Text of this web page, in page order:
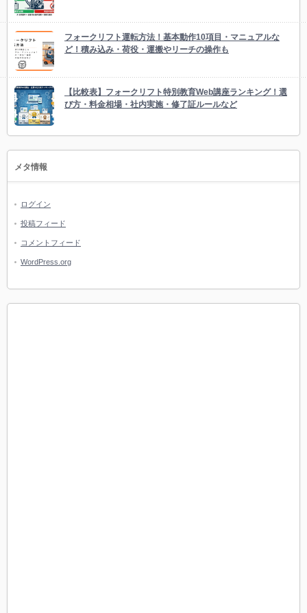
フォークリフト運転方法！基本動作10項目・マニュアルな
ど！積み込み・荷役・運搬やリーチの操作も
【比較表】フォークリフト特別教育Web講座ランキング！選
び方・料金相場・社内実施・修了証ルールなど
メタ情報
ログイン
投稿フィード
コメントフィード
WordPress.org